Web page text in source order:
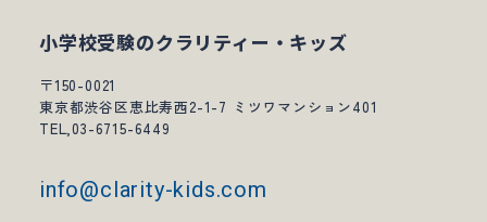
小学校受験のクラリティー・キッズ
〒150-0021
東京都渋谷区恵比寿西2-1-7 ミツワマンション401
TEL,03-6715-6449
info@clarity-kids.com